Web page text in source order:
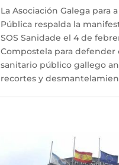
La Asociación Galega para
Pública respalda la
SOS Sanidade el 4 de
Compostela para defender
sanitario público gallego
recortes y